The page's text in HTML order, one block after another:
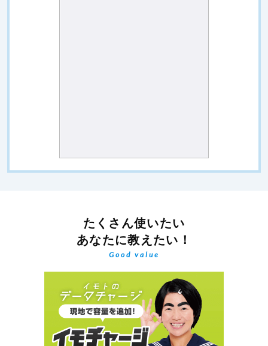
たくさん使いたい
あなたに教えたい！
Good value